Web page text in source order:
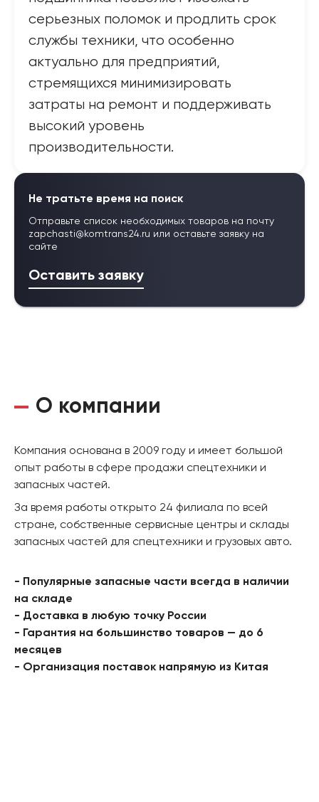
серьезных поломок и продлить срок
службы техники, что особенно
актуально для предприятий,
стремящихся минимизировать
затраты на ремонт и поддерживать
высокий уровень
производительности.
Не тратьте время на поиск
Отправьте список необходимых товаров на почту
zapchasti@komtrans24.ru или оставьте заявку на
сайте
Оставить заявку
О компании
Компания основана в 2009 году и имеет большой
опыт работы в сфере продажи спецтехники и
запасных частей.
За время работы открыто 24 филиала по всей
стране, собственные сервисные центры и склады
запасных частей для спецтехники и грузовых авто.
- Популярные запасные части всегда в наличии
на складе
- Доставка в любую точку России
- Гарантия на большинство товаров — до 6
месяцев
- Организация поставок напрямую из Китая